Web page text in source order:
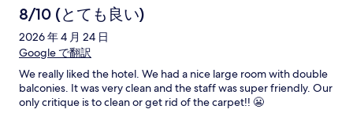
8/10 (とても良い)
2026 年 4 月 24 日
Google で翻訳
We really liked the hotel. We had a nice large room with double
balconies. It was very clean and the staff was super friendly. Our
only critique is to clean or get rid of the carpet!! 😬